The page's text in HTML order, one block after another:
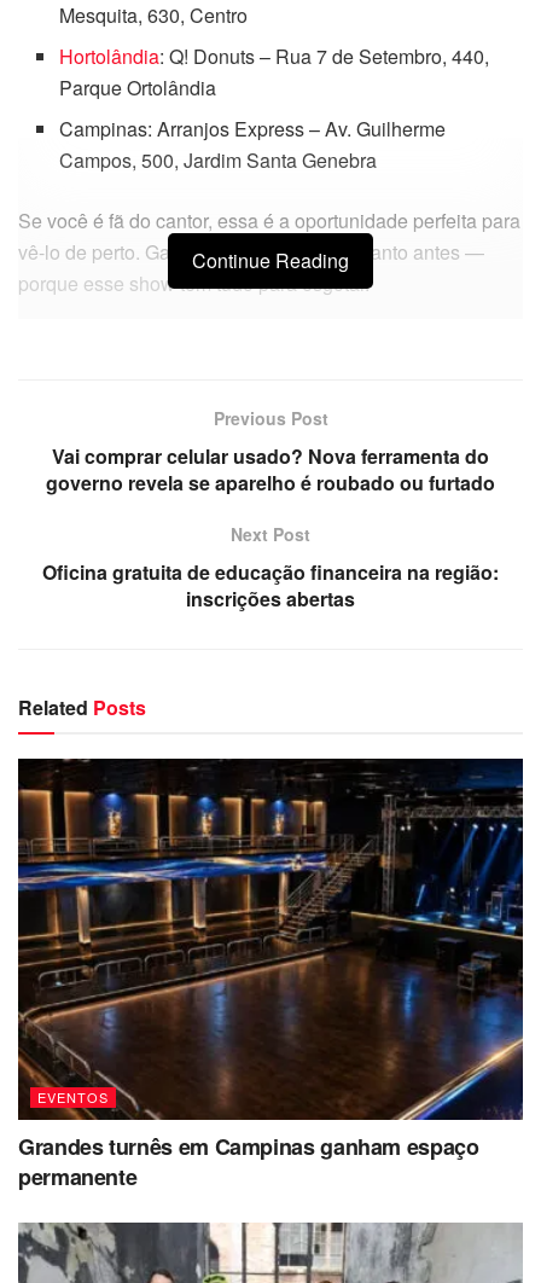
Mesquita, 630, Centro
Hortolândia: Q! Donuts – Rua 7 de Setembro, 440,
Parque Ortolândia
Campinas: Arranjos Express – Av. Guilherme
Campos, 500, Jardim Santa Genebra
Se você é fã do cantor, essa é a oportunidade perfeita para
vê-lo de perto. Garanta seu ingresso o quanto antes —
porque esse show tem tudo para esgotar.
Continue Reading
Previous Post
Vai comprar celular usado? Nova ferramenta do
governo revela se aparelho é roubado ou furtado
Next Post
Oficina gratuita de educação financeira na região:
inscrições abertas
Related Posts
EVENTOS
Grandes turnês em Campinas ganham espaço
permanente